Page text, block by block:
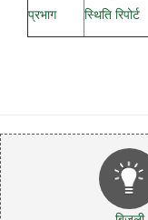
प्रभाग
स्थिति रिपोर्ट